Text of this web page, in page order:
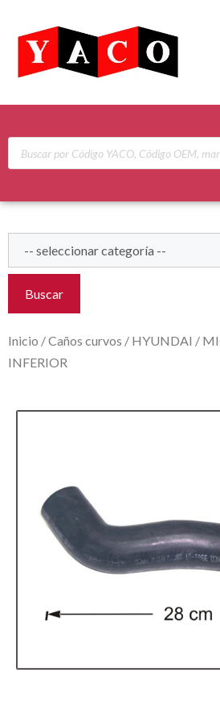
Buscar
Inicio /Caños curvos / HYUNDAI /
INFERIOR